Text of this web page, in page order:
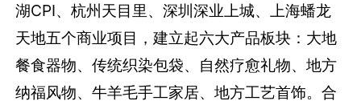
湖CPI、杭州天目里、深圳深业上城、上海蟠龙
天地五个商业项目，建立起六大产品板块：大地
餐食器物、传统织染包袋、自然疗愈礼物、地方
纳福风物、牛羊毛手工家居、地方工艺首饰。合